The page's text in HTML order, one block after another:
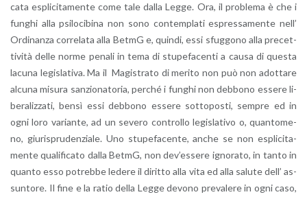
ca­ta espli­ci­ta­men­te come tale dalla Legge. Ora, il pro­ble­ma è che i
fun­ghi alla psi­lo­ci­bi­na non sono con­tem­pla­ti espres­sa­men­te nell’
Or­di­nan­za cor­re­la­ta alla BetmG e, quin­di, essi sfug­go­no alla pre­cet­
ti­vi­tà delle norme pe­na­li in tema di stu­pe­fa­cen­ti a causa di que­sta
la­cu­na le­gi­sla­ti­va. Ma il Ma­gi­stra­to di me­ri­to non può non adot­ta­re
al­cu­na mi­su­ra san­zio­na­to­ria, per­ché i fun­ghi non deb­bo­no es­se­re li­
be­ra­liz­za­ti, bensì essi deb­bo­no es­se­re sot­to­po­sti, sem­pre ed in
ogni loro va­rian­te, ad un se­ve­ro con­trol­lo le­gi­sla­ti­vo o, quan­to­me­
no, giu­ri­spru­den­zia­le. Uno stu­pe­fa­cen­te, anche se non espli­ci­ta­
men­te qua­li­fi­ca­to dalla BetmG, non de­v’es­se­re igno­ra­to, in tanto in
quan­to esso po­treb­be le­de­re il di­rit­to alla vita ed alla sa­lu­te dell’ as­
sun­to­re. Il fine e la ratio della Legge de­vo­no pre­va­le­re in ogni caso,